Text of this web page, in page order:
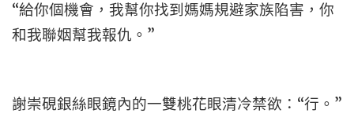
“給你個機會，我幫你找到媽媽規避家族陷害，你
和我聯姻幫我報仇。”
謝崇硯銀絲眼鏡內的一雙桃花眼清冷禁欲：“行。”